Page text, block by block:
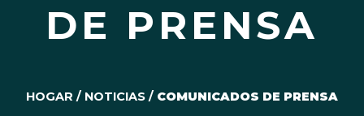
DE PRENSA
HOGAR / NOTICIAS / COMUNICADOS DE PRENSA